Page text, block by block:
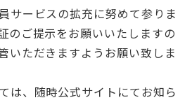
サービスの拡充に努めて参りま
のご提示をお願いいたしますの
いただきますようお願い致しま
は、随時公式サイトにてお知ら